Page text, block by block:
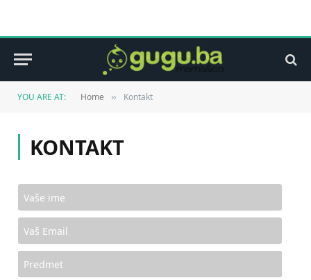
YOU ARE AT: Home » Kontakt
KONTAKT